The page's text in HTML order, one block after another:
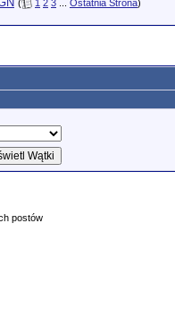
( 1 2 3 Ostatnia Strona)
postów